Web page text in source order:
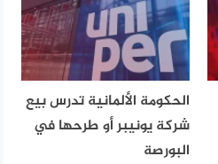
الحكومة الألمانية تدرس بيع
شركة يونيبر أو طرحها في
البورصة